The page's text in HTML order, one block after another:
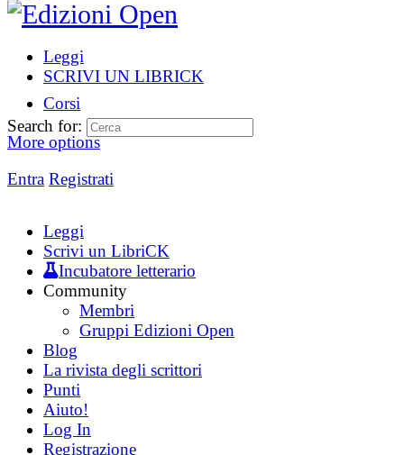
Leggi
SCRIVI UN LIBRICK
Corsi
More options
Entra Registrati
Search for:
Leggi
Scrivi un LibriCK
Incubatore letterario
Community
Membri
Gruppi Edizioni Open
Blog
La rivista degli scrittori
Punti
Aiuto!
Log In
Registrazione